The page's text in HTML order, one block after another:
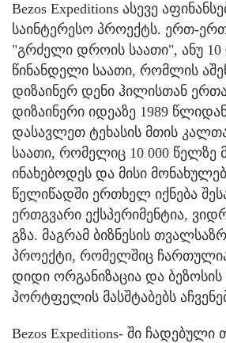
Bezos Expeditions ასევე
საინტერესო პროექტს. ერთ-
"გრძელი დროის საათი", ანუ 10
წინანდელი საათი, რომლის
დიზაინერ დენი ჰილისთან
დიზაინერი იდეაზე 1989
დასავლეთ ტეხასის მთის
საათი, რომელიც 10 000 წელზე
ინახებოდეს და მისი
წელიწადში ერთხელ იქნება
ერთგვარი ექსპერიმენტია,
გზა. მაგრამ ბიზნესის
პროექტი, რომელშიც
დიდი ორგანიზაცია და ბეზოსის
პორტფელის მასშტაბებს
Bezos Expeditions- ში ჩადებული